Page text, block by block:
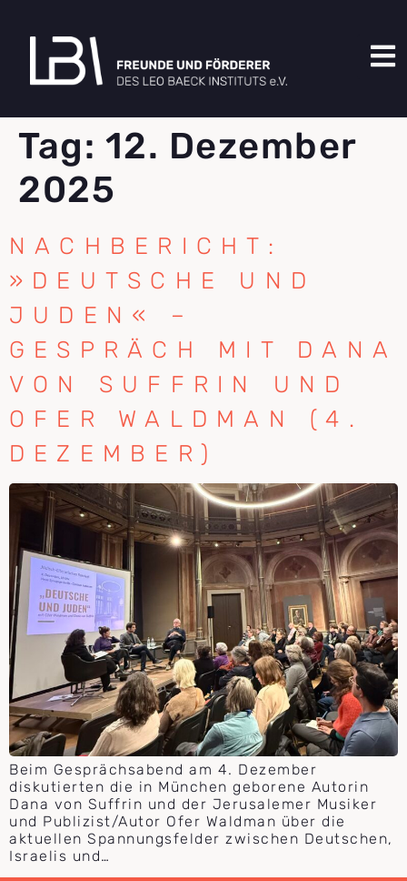
Tag: 12. Dezember
2025
NACHBERICHT:
»DEUTSCHE UND
JUDEN« –
GESPRÄCH MIT DANA
VON SUFFRIN UND
OFER WALDMAN (4.
DEZEMBER)
Beim Gesprächsabend am 4. Dezember
diskutierten die in München geborene Autorin
Dana von Suffrin und der Jerusalemer Musiker
und Publizist/Autor Ofer Waldman über die
aktuellen Spannungsfelder zwischen Deutschen,
Israelis und…